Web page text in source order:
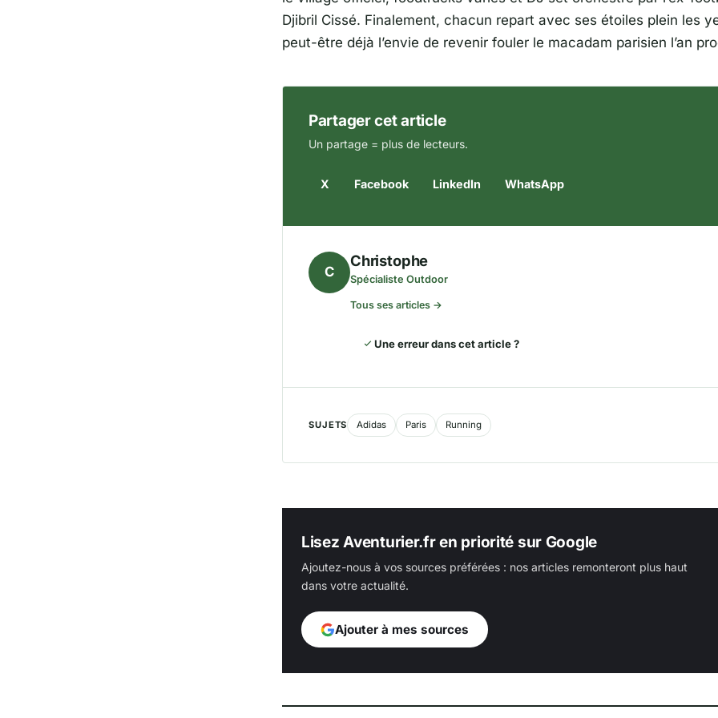
Djibril Cissé. Finalement, chacun repart avec ses étoiles plein les
peut-être déjà l’envie de revenir fouler le macadam parisien l’an
Partager cet article
Un partage = plus de lecteurs.
X Facebook LinkedIn WhatsApp
C
Christophe
Spécialiste Outdoor
Tous ses articles →
Une erreur dans cet article ?
SUJETS Adidas Paris Running
Lisez Aventurier.fr en priorité sur Google
Ajoutez-nous à vos sources préférées : nos articles remonteront plus haut
dans votre actualité.
Ajouter à mes sources